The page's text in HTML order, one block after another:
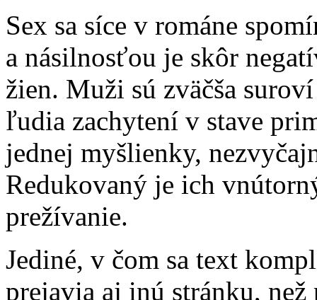
Sex sa síce v románe
a násilnosťou je skôr
žien. Muži sú zväčša
ľudia zachytení v stave
jednej myšlienky,
Redukovaný je ich
prežívanie.
Jediné, v čom sa text
prejavia aj inú stránku,